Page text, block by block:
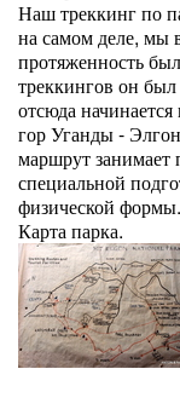
Наш треккинг по
на самом деле, мы
протяженность
треккингов он
отсюда
гор Уганды -
маршрут занимает
специальной
физической формы.
Карта парка.